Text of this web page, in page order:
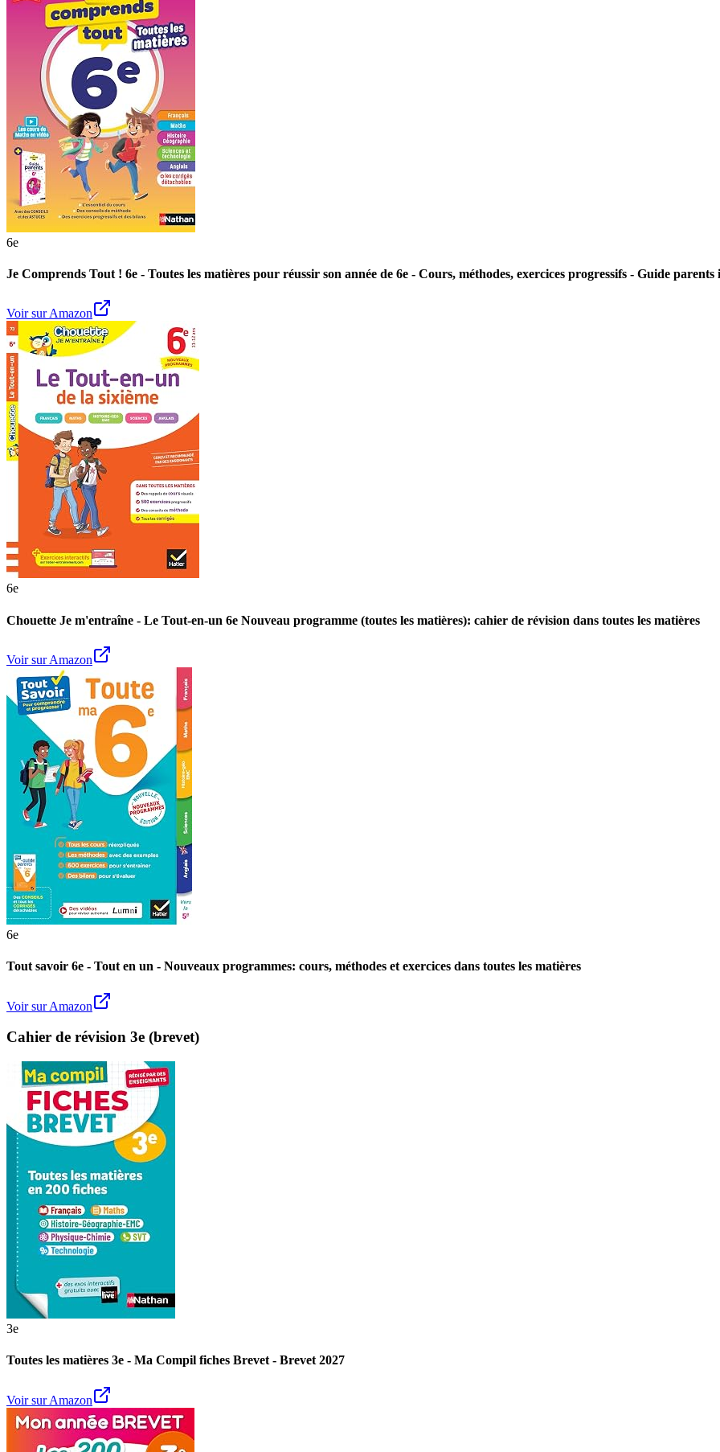
6e
Je Comprends Tout ! 6e - Toutes les matières pour réussir son année de 6e - Cours, méthodes, exercices progressifs - Guide parents
Voir sur Amazon
6e
Chouette Je m'entraîne - Le Tout-en-un 6e Nouveau programme (toutes les matières): cahier de révision dans toutes les matières
Voir sur Amazon
6e
Tout savoir 6e - Tout en un - Nouveaux programmes: cours, méthodes et exercices dans toutes les matières
Voir sur Amazon
Cahier de révision 3e (brevet)
3e
Toutes les matières 3e - Ma Compil fiches Brevet - Brevet 2027
Voir sur Amazon